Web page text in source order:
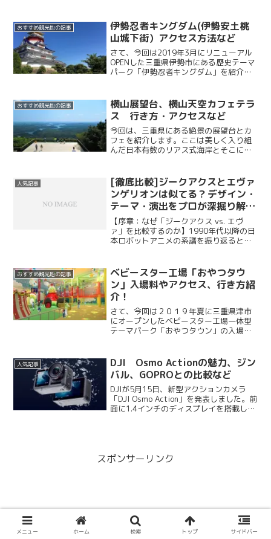
も モネの池！透明度がハンパない！
僕はこの池の景色を見て世界...
おすすめ観光地の記事
伊勢忍者キングダム(伊勢安土桃
山城下街）アクセス方法など
さて、今回は2019年3月にリニューアル
OPENした三重県伊勢市にある歴史テーマ
パーク「伊勢忍者キングダム」を紹介し
目でしたっけ!？というなかなかシュール
で面白い場所で...
おすすめ観光地の記事
横山展望台、横山天空カフェテラ
ス 行き方・アクセスなど
今回は、三重県にある絶景の展望台とカ
フェを紹介します。ここは美しく入り組
んだ日本有数のリアス式海岸とそこに浮
を標高１４０ｍの高さから一望できる人
気のスポット！ではさっそ...
人気記事
[徹底比較]ジークアクスとエヴァ
ンゲリオンは似てる？ デザイン・
テーマ・演出をプロが深掘り解
説!
【序章：なぜ「ジークアクス vs. エヴ
ァ」を比較するのか】1990年代以降の日
本ロボットアニメの系譜を振り返ると、
ルの常識を揺さぶり、新しい世代のファ
ンを取り込んでき...
おすすめ観光地の記事
ベビースター工場「おやつタウ
ン」入場料やアクセス、行き方紹
介！
さて、今回は２０１９年夏に三重県津市
にオープンしたベビースター工場一体型
テーマパーク「おやつタウン」の入場料
重県が発祥の地と知っていました？今回
誕生したおやつタウンは、...
人気記事
DJI Osmo Actionの魅力、ジン
バル、GOPROとの比較など
DJIが5月15日、新型アクションカメラ
「DJI Osmo Action」を発表しました。前
面に1.4インチのディスプレイを搭載して
スポンサーリンク
メニュー ホーム 検索 トップ サイドバー